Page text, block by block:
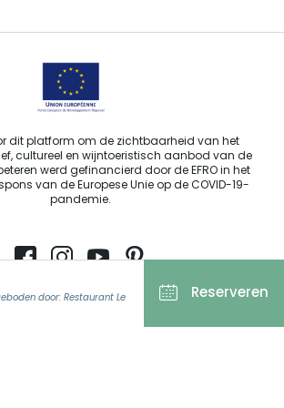
door: Restaurant Le Reserveren
dit platform om de zichtbaarheid van het
cultureel en wijntoeristisch aanbod van de
werd gefinancierd door de EFRO in het
van de Europese Unie op de COVID-19-
pandemie.
du Tourisme Grand Est ©2026 - Alle rechten